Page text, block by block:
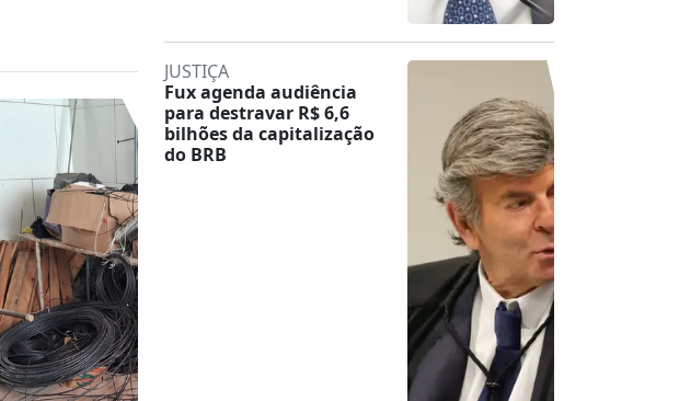
JUSTIÇA
Fux agenda audiência
para destravar R$ 6,6
bilhões da capitalização
do BRB